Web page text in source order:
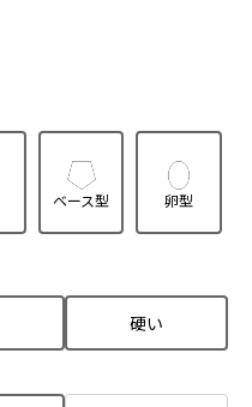
ベース型 卵型
硬い